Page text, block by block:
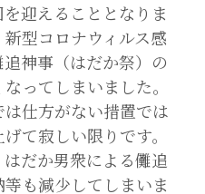
迎えることとなりま
型コロナウィルス感
神事（はだか祭）の
ってしまいました。
仕方がない措置では
て寂しい限りです。
だか男衆による儺追
も減少してしまいま